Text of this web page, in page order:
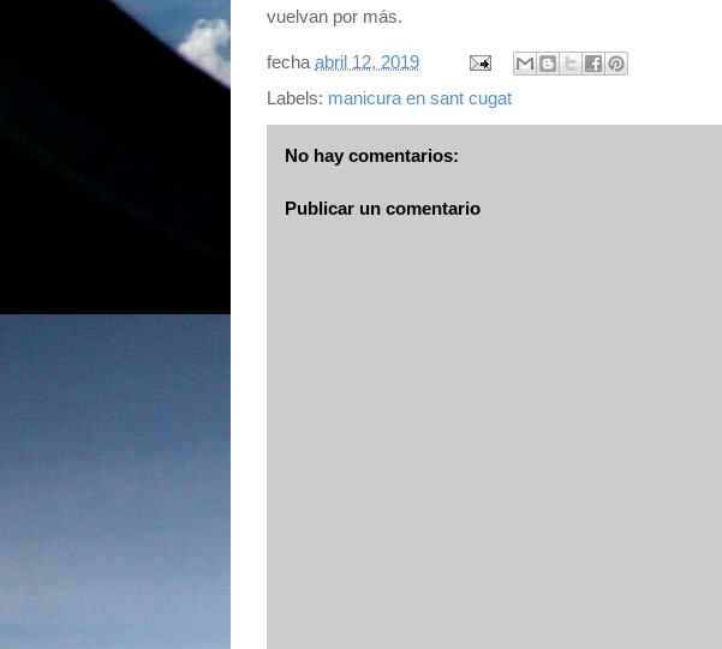
vuelvan por más.
fecha abril 12, 2019
Labels: manicura en sant cugat
No hay comentarios:
Publicar un comentario